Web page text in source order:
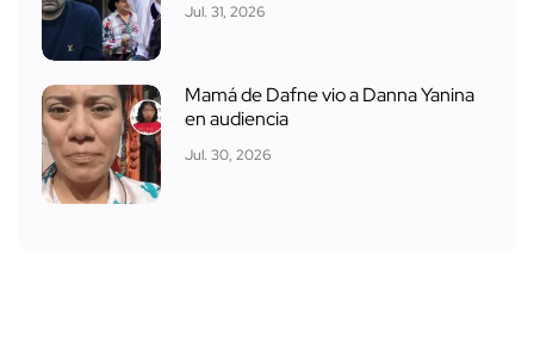
Jul. 31, 2026
Mamá de Dafne vio a Danna Yanina
en audiencia
Jul. 30, 2026